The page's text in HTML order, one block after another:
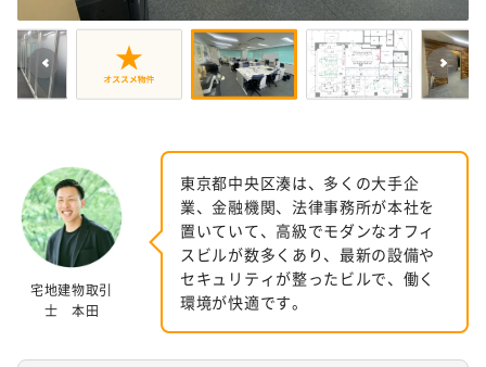
宅地建物取引
士 本田
東京都中央区湊は、多くの大手企
業、金融機関、法律事務所が本社を
置いていて、高級でモダンなオフィ
スビルが数多くあり、最新の設備や
セキュリティが整ったビルで、働く
環境が快適です。